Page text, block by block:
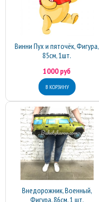
Винни Пух и пяточёк, Фигура,
85см, 1шт.
1000 руб
Внедорожник, Военный,
Фигура, 86см, 1 шт.